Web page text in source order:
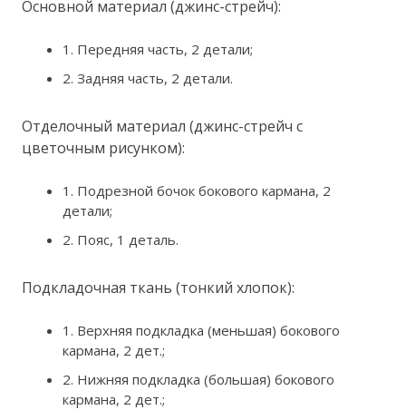
Основной материал (джинс-стрейч):
1. Передняя часть, 2 детали;
2. Задняя часть, 2 детали.
Отделочный материал (джинс-стрейч с
цветочным рисунком):
1. Подрезной бочок бокового кармана, 2
детали;
2. Пояс, 1 деталь.
Подкладочная ткань (тонкий хлопок):
1. Верхняя подкладка (меньшая) бокового
кармана, 2 дет.;
2. Нижняя подкладка (большая) бокового
кармана, 2 дет.;